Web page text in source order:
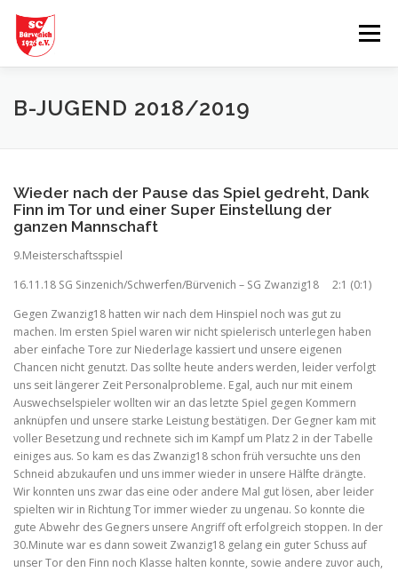
springen
Menü
START AKTUELLES MANNSCHAFTEN
VEREINSHEIM PARTNER
B-JUGEND 2018/2019
Wieder nach der Pause das Spiel gedreht, Dank
Finn im Tor und einer Super Einstellung der
ganzen Mannschaft
9.Meisterschaftsspiel
16.11.18 SG Sinzenich/Schwerfen/Bürvenich – SG Zwanzig18 2:1 (0:1)
Gegen Zwanzig18 hatten wir nach dem Hinspiel noch was gut zu
machen. Im ersten Spiel waren wir nicht spielerisch unterlegen haben
aber einfache Tore zur Niederlage kassiert und unsere eigenen
Chancen nicht genutzt. Das sollte heute anders werden, leider verfolgt
uns seit längerer Zeit Personalprobleme. Egal, auch nur mit einem
Auswechselspieler wollten wir an das letzte Spiel gegen Kommern
anknüpfen und unsere starke Leistung bestätigen. Der Gegner kam mit
voller Besetzung und rechnete sich im Kampf um Platz 2 in der Tabelle
einiges aus. So kam es das Zwanzig18 schon früh versuchte uns den
Schneid abzukaufen und uns immer wieder in unsere Hälfte drängte.
Wir konnten uns zwar das eine oder andere Mal gut lösen, aber leider
spielten wir in Richtung Tor immer wieder zu ungenau. So konnte die
gute Abwehr des Gegners unsere Angriff oft erfolgreich stoppen. In der
30.Minute war es dann soweit Zwanzig18 gelang ein guter Schuss auf
unser Tor den Finn noch Klasse halten konnte, sowie andere zuvor auch,